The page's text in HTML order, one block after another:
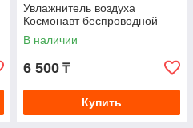
Увлажнитель воздуха
Космонавт беспроводной
В наличии
6 500 ₸
Купить